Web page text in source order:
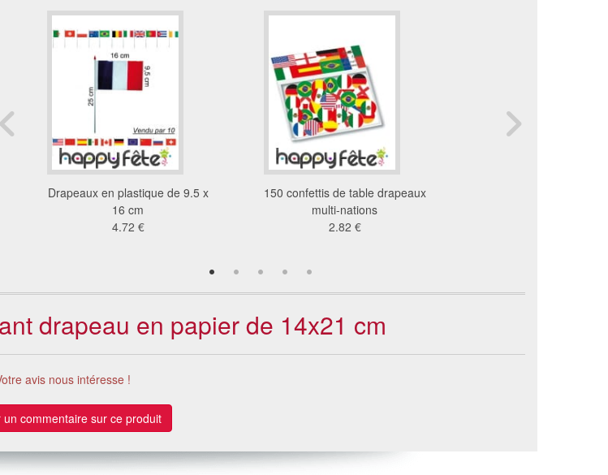
Drapeaux en plastique de 9.5 x
16 cm
4.72 €
150 confettis de table drapeaux
multi-nations
2.82 €
drapeau en papier de 14x21 cm
avis nous intéresse !
un commentaire sur ce produit